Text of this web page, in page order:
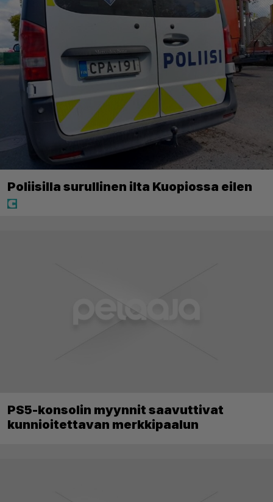
Poliisilla surullinen ilta Kuopiossa eilen
PS5-konsolin myynnit saavuttivat
kunnioitettavan merkkipaalun